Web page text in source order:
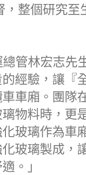
，整個研究至
總管林宏志先
經驗，讓『
車廂。團隊
物料時，更
玻璃作為車
玻璃製成，
。」